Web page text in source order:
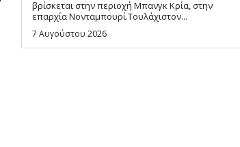
βρίσκεται στην περιοχή Μπανγκ Κρία, στην
επαρχία Νονταμπουρί.Τουλάχιστον...
7 Αυγούστου 2026